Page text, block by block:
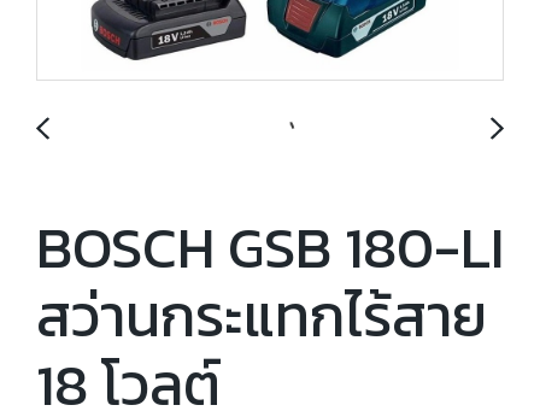
BOSCH GSB 180-LI
สว่านกระแทกไร้สาย
18 โวลต์